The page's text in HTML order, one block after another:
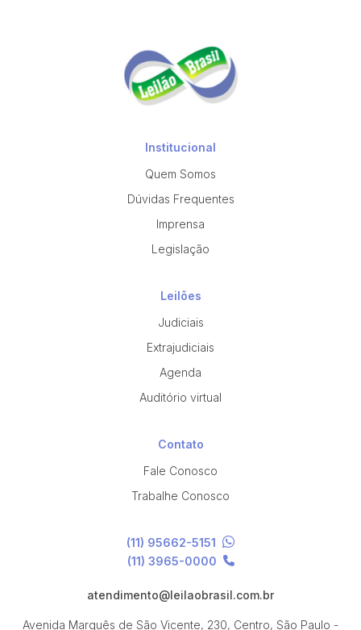
Institucional
Quem Somos
Dúvidas Frequentes
Imprensa
Legislação
Leilões
Judiciais
Extrajudiciais
Agenda
Auditório virtual
Contato
Fale Conosco
Trabalhe Conosco
(11) 95662-5151
(11) 3965-0000
atendimento@leilaobrasil.com.br
Avenida Marquês de São Vicente, 230, Centro, São Paulo -